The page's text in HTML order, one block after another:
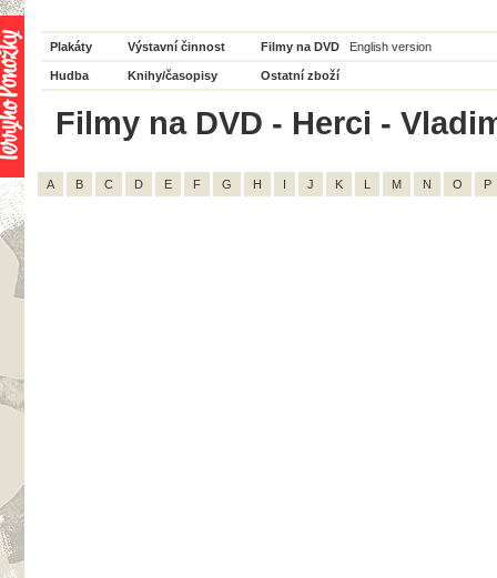
Plakáty Výstavní činnost Filmy na DVD English version
Hudba Knihy/časopisy Ostatní zboží
Filmy na DVD - Herci -
A B C D E F G H I J K L M N O P